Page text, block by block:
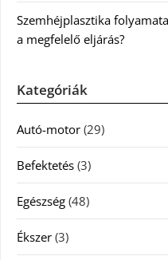
Szemhéjplasztika
a megfelelő eljárás?
Kategóriák
Autó-motor (29)
Befektetés (3)
Egészség (48)
Ékszer (3)